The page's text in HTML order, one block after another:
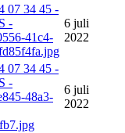
07 34 45 -
-
41c4-
6 juli
2022
07 34 45 -
-
48a3-
6 juli
2022